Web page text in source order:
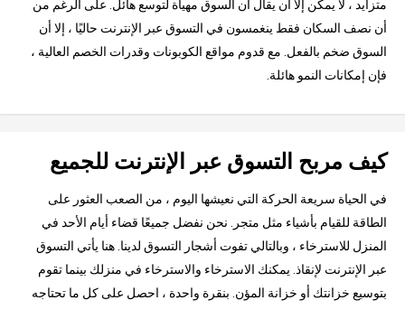
متزايد ، لا يمكن إلا أن يقال أن السوق مهيأة لتوسع هائل. على الرغم من
أن نصف السكان فقط ينغمسون في التسوق عبر الإنترنت حاليًا ، إلا أن
السوق ضخم بالفعل. مع قدوم مواقع الكوبونات وقدرات الخصم العالية ،
فإن إمكانات النمو هائلة.
كيف مربح التسوق عبر الإنترنت للجميع
في الحياة سريعة الحركة التي نعيشها اليوم ، من الصعب العثور على
الطاقة للقيام بأشياء مثل متجر. نحن نفضل جميعًا قضاء أيام الأحد في
المنزل للاسترخاء ، وبالتالي تفوت أشجار التسوق لدينا. هنا يأتي التسوق
عبر الإنترنت لإنقاذ. يمكنك الاسترخاء والاسترخاء في منزلك بينما تقوم
بتوسيع خزانتك أو خزانة المؤن. بنقرة واحدة ، احصل على كل ما تحتاجه